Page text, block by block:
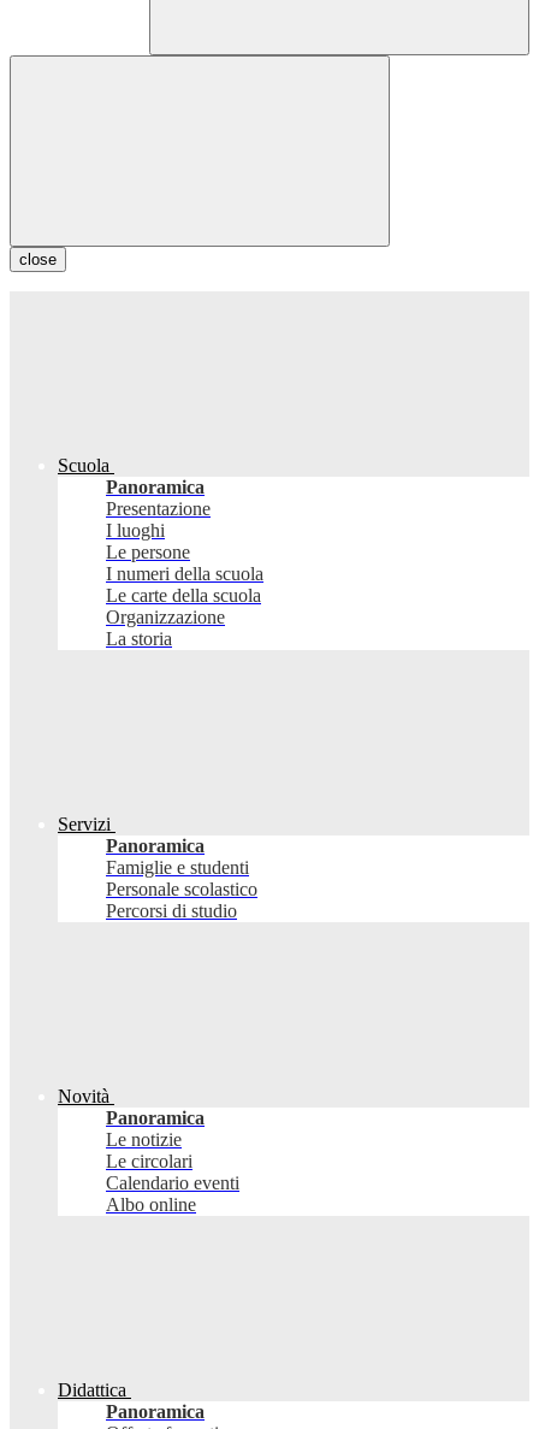
close
Scuola
Panoramica
Presentazione
I luoghi
Le persone
I numeri della scuola
Le carte della scuola
Organizzazione
La storia
Servizi
Panoramica
Famiglie e studenti
Personale scolastico
Percorsi di studio
Novità
Panoramica
Le notizie
Le circolari
Calendario eventi
Albo online
Didattica
Panoramica